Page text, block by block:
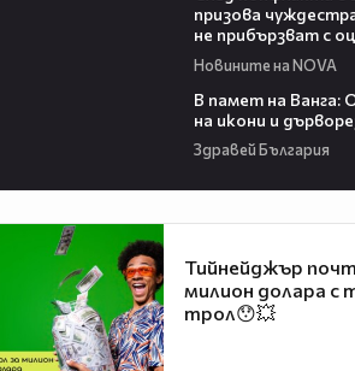
призова
не прибързват с
Новините на NOVA
В памет на Ванга:
на икони и
Здравей България
Тийнейджър
милион долара с
трол😯💥